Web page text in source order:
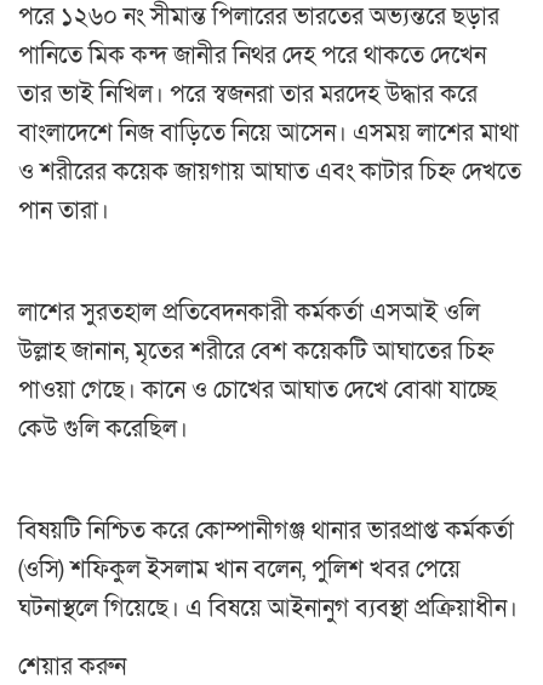
পরে ১২৬০ নং সীমান্ত পিলারের ভারতের অভ্যন্তরে ছড়ার
পানিতে মিক কন্দ জানীর নিথর দেহ পরে থাকতে দেখেন
তার ভাই নিখিল। পরে স্বজনরা তার মরদেহ উদ্ধার করে
বাংলাদেশে নিজ বাড়িতে নিয়ে আসেন। এসময় লাশের মাথা
ও শরীরের কয়েক জায়গায় আঘাত এবং কাটার চিহ্ন দেখতে
পান তারা।
লাশের সুরতহাল প্রতিবেদনকারী কর্মকর্তা এসআই ওলি
উল্লাহ জানান, মৃতের শরীরে বেশ কয়েকটি আঘাতের চিহ্ন
পাওয়া গেছে। কানে ও চোখের আঘাত দেখে বোঝা যাচ্ছে
কেউ গুলি করেছিল।
বিষয়টি নিশ্চিত করে কোম্পানীগঞ্জ থানার ভারপ্রাপ্ত কর্মকর্তা
(ওসি) শফিকুল ইসলাম খান বলেন, পুলিশ খবর পেয়ে
ঘটনাস্থলে গিয়েছে। এ বিষয়ে আইনানুগ ব্যবস্থা প্রক্রিয়াধীন।
শেয়ার করুন